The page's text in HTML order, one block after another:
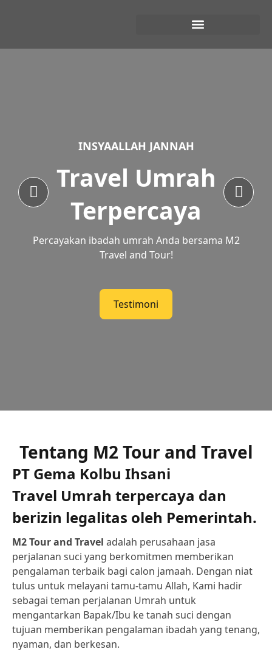
INSYAALLAH JANNAH
Travel Umrah
Terpercaya
Percayakan ibadah umrah Anda bersama M2
Travel and Tour!
Testimoni
Tentang M2 Tour and Travel
PT Gema Kolbu Ihsani
Travel Umrah terpercaya dan
berizin legalitas oleh Pemerintah.
M2 Tour and Travel adalah perusahaan jasa
perjalanan suci yang berkomitmen memberikan
pengalaman terbaik bagi calon jamaah. Dengan niat
tulus untuk melayani tamu-tamu Allah, Kami hadir
sebagai teman perjalanan Umrah untuk
mengantarkan Bapak/Ibu ke tanah suci dengan
tujuan memberikan pengalaman ibadah yang tenang,
nyaman, dan berkesan.